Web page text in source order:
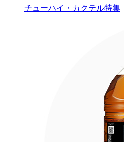
チューハイ・カクテル特集